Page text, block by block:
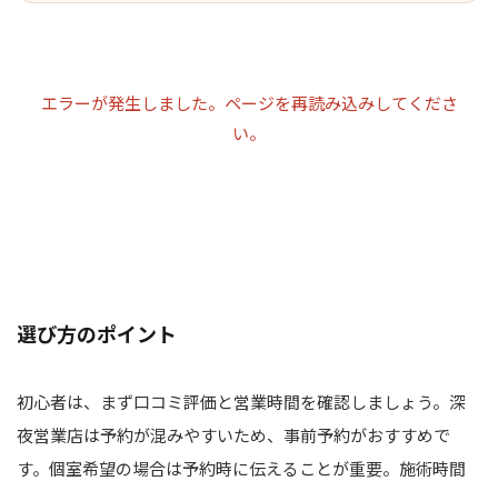
エラーが発生しました。ページを再読み込みしてくださ
い。
選び方のポイント
初心者は、まず口コミ評価と営業時間を確認しましょう。深
夜営業店は予約が混みやすいため、事前予約がおすすめで
す。個室希望の場合は予約時に伝えることが重要。施術時間